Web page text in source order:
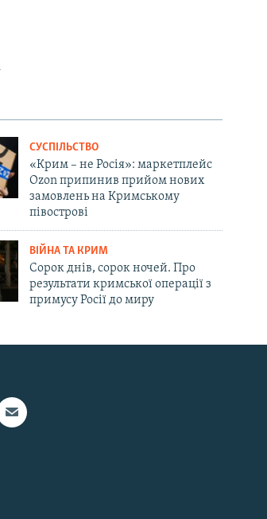
СУСПІЛЬСТВО
«Крим – не Росія»: маркетплейс
Ozon припинив прийом нових
замовлень на Кримському
півострові
ВІЙНА ТА КРИМ
Сорок днів, сорок ночей. Про
результати кримської операції з
примусу Росії до миру